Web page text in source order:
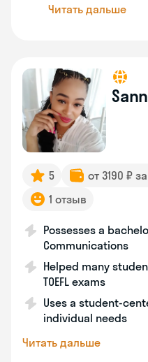
Читать дальше
5 от 3190 ₽
1 отзыв
Possesses a
Communications
Helped many
TOEFL exams
Uses a student-
individual needs
Читать дальше